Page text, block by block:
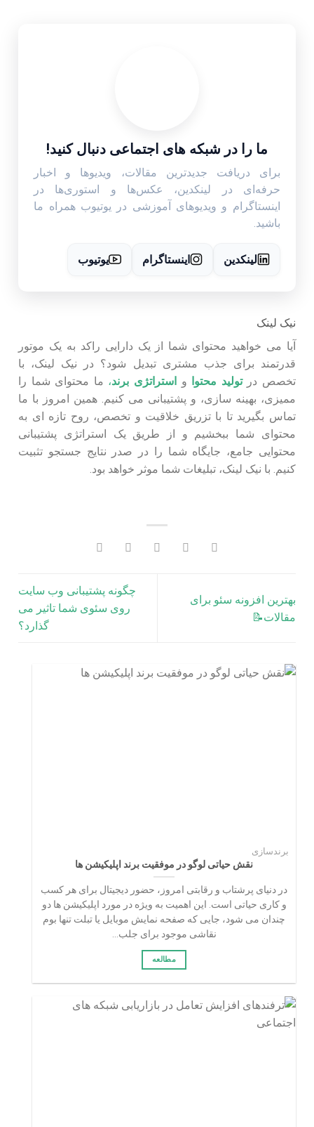
ما را در شبکه های اجتماعی دنبال کنید!
برای دریافت جدیدترین مقالات، ویدیوها و اخبار
حرفه‌ای در لینکدین، عکس‌ها و استوری‌ها در
اینستاگرام و ویدیوهای آموزشی در یوتیوب همراه ما
باشید.
لینکدین اینستاگرام یوتیوب
نیک لینک
آیا می خواهید محتوای شما از یک دارایی راکد به یک موتور
قدرتمند برای جذب مشتری تبدیل شود؟ در نیک لینک، با
تخصص در تولید محتوا و استراتژی برند، ما محتوای شما را
ممیزی، بهینه سازی، و پشتیبانی می کنیم. همین امروز با ما
تماس بگیرید تا با تزریق خلاقیت و تخصص، روح تازه ای به
محتوای شما ببخشیم و از طریق یک استراتژی پشتیبانی
محتوایی جامع، جایگاه شما را در صدر نتایج جستجو تثبیت
کنیم. با نیک لینک، تبلیغات شما موثر خواهد بود.
بهترین افزونه سئو برای
مقالات📝
چگونه پشتیبانی وب سایت
روی سئوی شما تاثیر می
گذارد؟
برندسازی
نقش حیاتی لوگو در موفقیت برند اپلیکیشن ها
در دنیای پرشتاب و رقابتی امروز، حضور دیجیتال برای هر کسب
و کاری حیاتی است. این اهمیت به ویژه در مورد اپلیکیشن ها دو
چندان می شود، جایی که صفحه نمایش موبایل یا تبلت تنها بوم
نقاشی موجود برای جلب...
مطالعه